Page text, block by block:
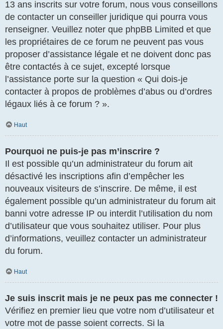
13 ans inscrits sur votre forum, nous vous conseillons
de contacter un conseiller juridique qui pourra vous
renseigner. Veuillez noter que phpBB Limited et que
les propriétaires de ce forum ne peuvent pas vous
proposer d’assistance légale et ne doivent donc pas
être contactés à ce sujet, excepté lorsque
l’assistance porte sur la question « Qui dois-je
contacter à propos de problèmes d’abus ou d’ordres
légaux liés à ce forum ? ».
Haut
Pourquoi ne puis-je pas m’inscrire ?
Il est possible qu’un administrateur du forum ait
désactivé les inscriptions afin d’empêcher les
nouveaux visiteurs de s’inscrire. De même, il est
également possible qu’un administrateur du forum ait
banni votre adresse IP ou interdit l’utilisation du nom
d’utilisateur que vous souhaitez utiliser. Pour plus
d’informations, veuillez contacter un administrateur
du forum.
Haut
Je suis inscrit mais je ne peux pas me connecter !
Vérifiez en premier lieu que votre nom d’utilisateur et
votre mot de passe soient corrects. Si la